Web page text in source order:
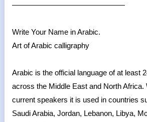
———————————————
Write Your Name in Arabic.
Art of Arabic calligraphy
Arabic is the official language of at least
across the Middle East and North Africa.
current speakers it is used in countries
Saudi Arabia, Jordan, Lebanon, Libya,